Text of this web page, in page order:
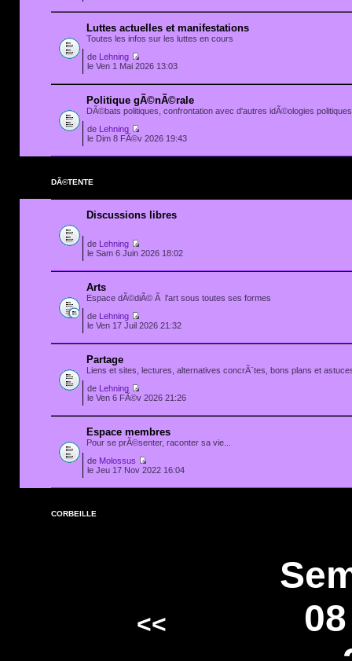
Luttes actuelles et manifestations
Toutes les infos sur les luttes en cours
de
Lehning
le Ven 1 Mai 2026 13:03
Politique gÃ©nÃ©rale
DÃ©bats politiques, confrontation avec d'autres idÃ©ologies
de
Lehning
le Dim 8 FÃ©v 2026 19:43
DÃ©TENTE
Discussions libres
de
Lehning
le Sam 6 Juin 2026 18:02
Arts
Espace dÃ©diÃ© Ã l'art sous toutes ses formes
de
Lehning
le Ven 17 Juil 2026 21:32
Partage
Liens et sites, lectures, alternatives concrÃ¨tes, bons plans et
de
Lehning
le Ven 6 FÃ©v 2026 21:26
Espace membres
Pour se prÃ©senter, raconter sa vie...
de Molossus
le Jeu 17 Nov 2022 16:04
CORBEILLE
<<